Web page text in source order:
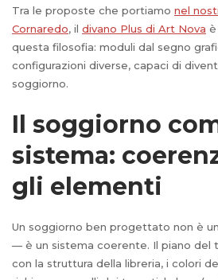
Tra le proposte che portiamo nel
Cornaredo, il divano Plus di Art Nova
questa filosofia: moduli dal segno
configurazioni diverse, capaci di
soggiorno.
Il soggiorno
sistema:
gli elementi
Un soggiorno ben progettato non è
— è un sistema coerente. Il piano del
con la struttura della libreria, i colori